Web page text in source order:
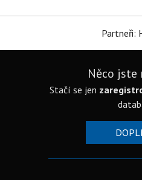
Partneři:
Něco jste
Stačí se jen